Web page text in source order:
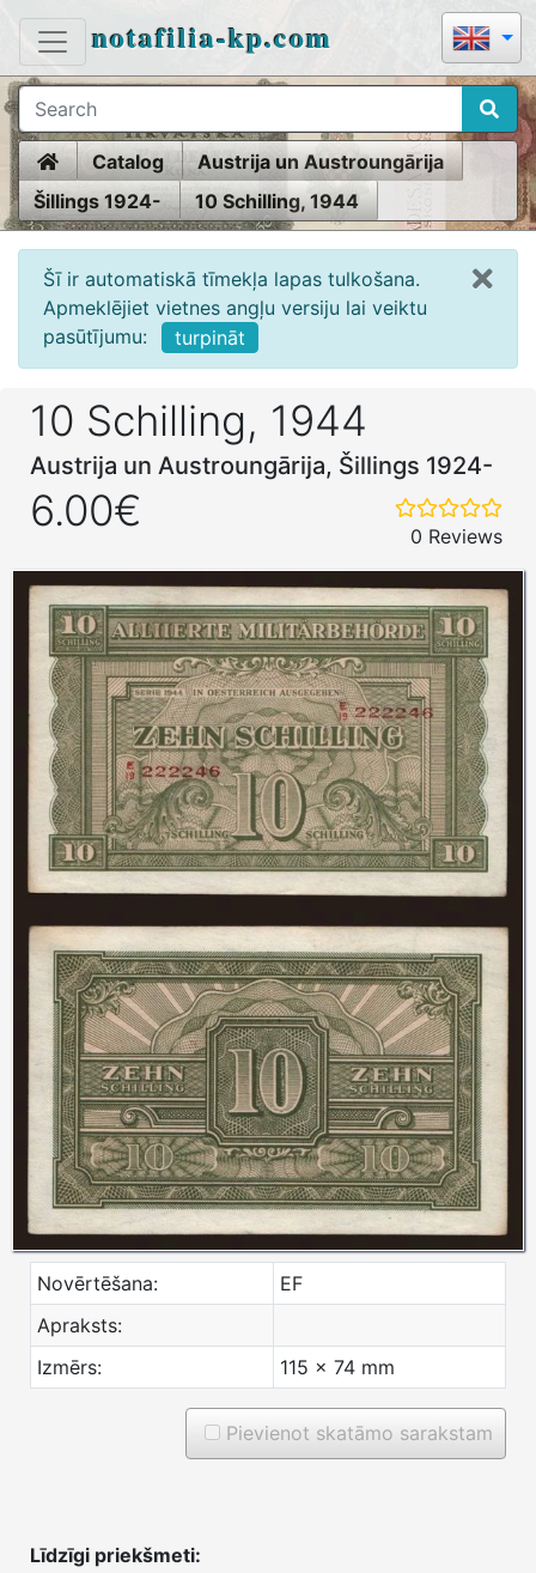
notafilia-kp.com
HomeCatalog
Austrija un Austroungārija
Šillings 1924-
10 Schilling, 1944
Šī ir automatiskā tīmekļa lapas tulkošana.
Apmeklējiet vietnes angļu versiju lai veiktu
pasūtījumu:
turpināt
10 Schilling, 1944
Austrija un Austroungārija, Šillings 1924-
6.00€
0 Reviews
Novērtēšana:
EF
Apraksts:
Izmērs:
115 x 74 mm
Pievienot skatāmo sarakstam
Līdzīgi priekšmeti: